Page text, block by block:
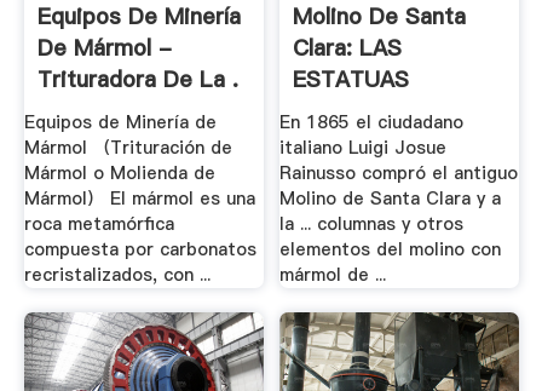
Equipos De Minería
De Mármol -
Trituradora De La .
Equipos de Minería de
Mármol （Trituración de
Mármol o Molienda de
Mármol） El mármol es una
roca metamórfica
compuesta por carbonatos
recristalizados, con ...
Molino De Santa
Clara: LAS
ESTATUAS
En 1865 el ciudadano
italiano Luigi Josue
Rainusso compró el antiguo
Molino de Santa Clara y a
la ... columnas y otros
elementos del molino con
mármol de ...